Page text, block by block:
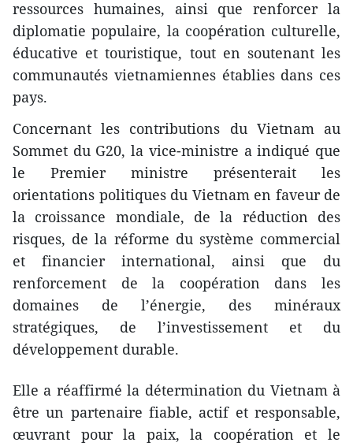
ressources humaines, ainsi que renforcer la
diplomatie populaire, la coopération culturelle,
éducative et touristique, tout en soutenant les
communautés vietnamiennes établies dans ces
pays.
Concernant les contributions du Vietnam au
Sommet du G20, la vice-ministre a indiqué que
le Premier ministre présenterait les
orientations politiques du Vietnam en faveur de
la croissance mondiale, de la réduction des
risques, de la réforme du système commercial
et financier international, ainsi que du
renforcement de la coopération dans les
domaines de l’énergie, des minéraux
stratégiques, de l’investissement et du
développement durable.
Elle a réaffirmé la détermination du Vietnam à
être un partenaire fiable, actif et responsable,
œuvrant pour la paix, la coopération et le